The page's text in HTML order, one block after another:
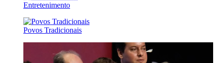
Entretenimento
Povos Tradicionais